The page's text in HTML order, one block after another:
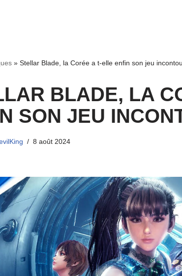
» Stellar Blade, la Corée a t-elle enfin son jeu
BLADE, LA
SON JEU
8 août 2024